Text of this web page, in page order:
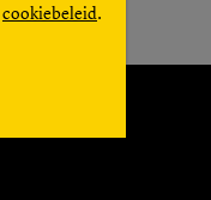
cookiebeleid .